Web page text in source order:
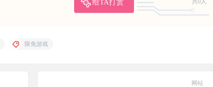
给TA打赏
限免游戏
网站